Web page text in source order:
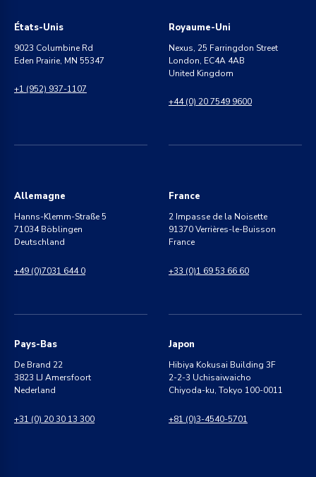
États-Unis
9023 Columbine Rd
Eden Prairie, MN 55347
+1 (952) 937-1107
Royaume-Uni
Nexus, 25 Farringdon Street
London, EC4A 4AB
United Kingdom
+44 (0) 20 7549 9600
Allemagne
Hanns-Klemm-Straße 5
71034 Böblingen
Deutschland
+49 (0)7031 644 0
France
2 Impasse de la Noisette
91370 Verrières-le-Buisson
France
+33 (0)1 69 53 66 60
Pays-Bas
De Brand 22
3823 LJ Amersfoort
Nederland
+31 (0) 20 30 13 300
Japon
Hibiya Kokusai Building 3F
2-2-3 Uchisaiwaicho
Chiyoda-ku, Tokyo 100-0011
+81 (0)3-4540-5701